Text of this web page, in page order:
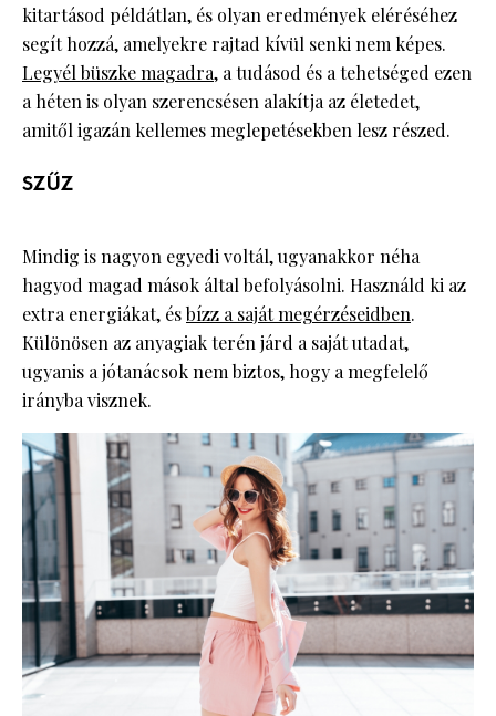
kitartásod példátlan, és olyan eredmények eléréséhez
segít hozzá, amelyekre rajtad kívül senki nem képes.
Legyél büszke magadra, a tudásod és a tehetséged ezen
a héten is olyan szerencsésen alakítja az életedet,
amitől igazán kellemes meglepetésekben lesz részed.
SZŰZ
Mindig is nagyon egyedi voltál, ugyanakkor néha
hagyod magad mások által befolyásolni. Használd ki az
extra energiákat, ésbízz a saját megérzéseidben.
Különösen az anyagiak terén járd a saját utadat,
ugyanis a jótanácsok nem biztos, hogy a megfelelő
irányba visznek.